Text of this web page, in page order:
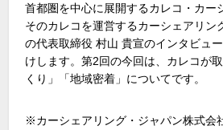
首都圏を中心に展開するカレコ・カー
そのカレコを運営するカーシェアリン
の代表取締役 村山 貴宣のインタビュ
けします。第2回の今回は、カレコが
くり」「地域密着」についてです。
※カーシェアリング・ジャパン株式会